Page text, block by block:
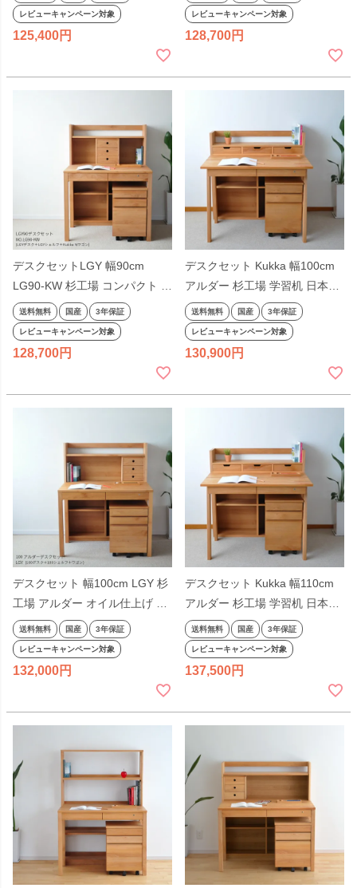
杉工場 学習机 日本製 天然木 完
成品 シンプルコンパクト ロー
タイプ ナチュラル ヒノキ リビ
レビューキャンペーン対象
125,400
工場 学習机 天然木 日本製 コン
パクト シンプル 勉強机 ナチュ
ラル ヒノキ 国産 テレワーク リ
レビューキャンペーン対象
128,700
デスクセットLGY 幅90cm
LG90-KW 杉工場 コンパクト 省
スペース アルダー シンプル 学
習机 勉強机 ナチュラル 天然木
ヒノキ 国産 テレワーク リモー
トワーク 日本製 kukkaワゴン
送料無料 国産 3年保証
レビューキャンペーン対象
128,700
デスクセット Kukka 幅100cm
アルダー 杉工場 学習机 日本製
完成品 シンプル オイル仕上げ
引出し付き 天然木 ナチュラル
コンパクト 国産
送料無料 国産 3年保証
レビューキャンペーン対象
130,900
デスクセット 幅100cm LGY 杉
工場 アルダー オイル仕上げ シ
ンプル 学習机 天然木 ナチュラ
ル ヒノキ 完成品 国産 テレワー
ク リモートワーク 日本製
送料無料 国産 3年保証
レビューキャンペーン対象
132,000
デスクセット Kukka 幅110cm
アルダー 杉工場 学習机 日本製
完成品 シンプル オイル仕上げ
引出し付き 天然木 ナチュラル
コンパクト 国産
送料無料 国産 3年保証
レビューキャンペーン対象
137,500